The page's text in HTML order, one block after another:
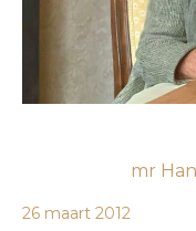
mr
26 maart 2012